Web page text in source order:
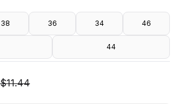
cm koossa 36
settinä Ortiza Satin Skirt
tuotetaan pääosin kierrätetyistä
jätteistä. Käyttämällä
olevia materiaaleja voimme vähentää
käytön, mikä puolestaan johtaa
ja kemikaalien käyttöön sekä
määrän pienentymiseen.
38 36 34 46
44
$11.44